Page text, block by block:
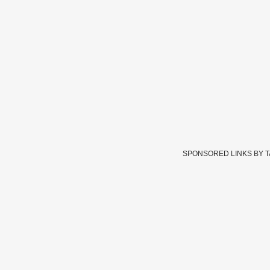
SPONSORED LINKS BY